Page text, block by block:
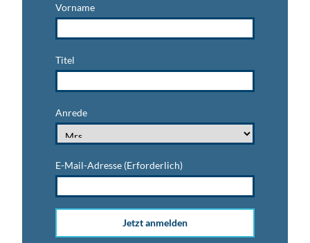
Vorname
Titel
Anrede
E-Mail-Adresse (Erforderlich)
Jetzt anmelden